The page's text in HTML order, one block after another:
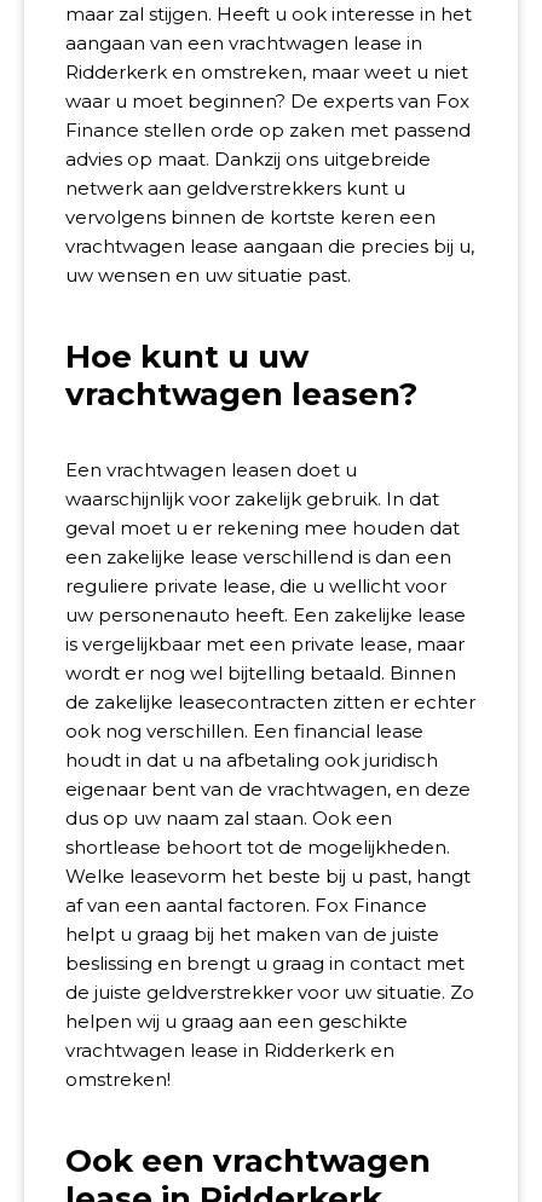
maar zal stijgen. Heeft u ook interesse in het
aangaan van een vrachtwagen lease in
Ridderkerk en omstreken, maar weet u niet
waar u moet beginnen? De experts van Fox
Finance stellen orde op zaken met passend
advies op maat. Dankzij ons uitgebreide
netwerk aan geldverstrekkers kunt u
vervolgens binnen de kortste keren een
vrachtwagen lease aangaan die precies bij u,
uw wensen en uw situatie past.
Hoe kunt u uw
vrachtwagen leasen?
Een vrachtwagen leasen doet u
waarschijnlijk voor zakelijk gebruik. In dat
geval moet u er rekening mee houden dat
een zakelijke lease verschillend is dan een
reguliere private lease, die u wellicht voor
uw personenauto heeft. Een zakelijke lease
is vergelijkbaar met een private lease, maar
wordt er nog wel bijtelling betaald. Binnen
de zakelijke leasecontracten zitten er echter
ook nog verschillen. Een financial lease
houdt in dat u na afbetaling ook juridisch
eigenaar bent van de vrachtwagen, en deze
dus op uw naam zal staan. Ook een
shortlease behoort tot de mogelijkheden.
Welke leasevorm het beste bij u past, hangt
af van een aantal factoren. Fox Finance
helpt u graag bij het maken van de juiste
beslissing en brengt u graag in contact met
de juiste geldverstrekker voor uw situatie. Zo
helpen wij u graag aan een geschikte
vrachtwagen lease in Ridderkerk en
omstreken!
Ook een vrachtwagen